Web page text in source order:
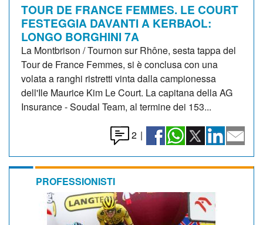
TOUR DE FRANCE FEMMES. LE COURT
FESTEGGIA DAVANTI A KERBAOL:
LONGO BORGHINI 7A
La Montbrison / Tournon sur Rhône, sesta tappa del
Tour de France Femmes, si è conclusa con una
volata a ranghi ristretti vinta dalla campionessa
dell'Ile Maurice Kim Le Court. La capitana della AG
Insurance - Soudal Team, al termine dei 153...
2 |
PROFESSIONISTI